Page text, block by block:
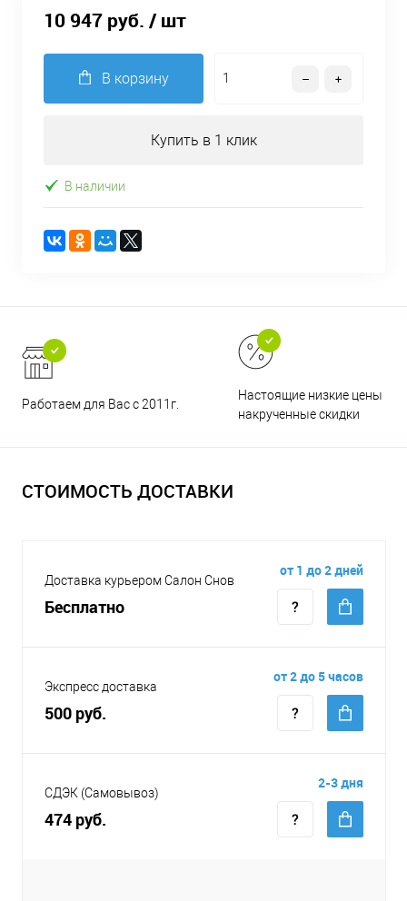
10 947 руб. / шт
В корзину
Купить в 1 клик
В наличии
Работаем для Вас с 2011г.
Настоящие низкие цены и
накрученные скидки
СТОИМОСТЬ ДОСТАВКИ
Доставка курьером Салон Снов
Бесплатно
от 1 до 2 дней
Экспресс доставка
500 руб.
от 2 до 5 часов
СДЭК (Самовывоз)
474 руб.
2-3 дня